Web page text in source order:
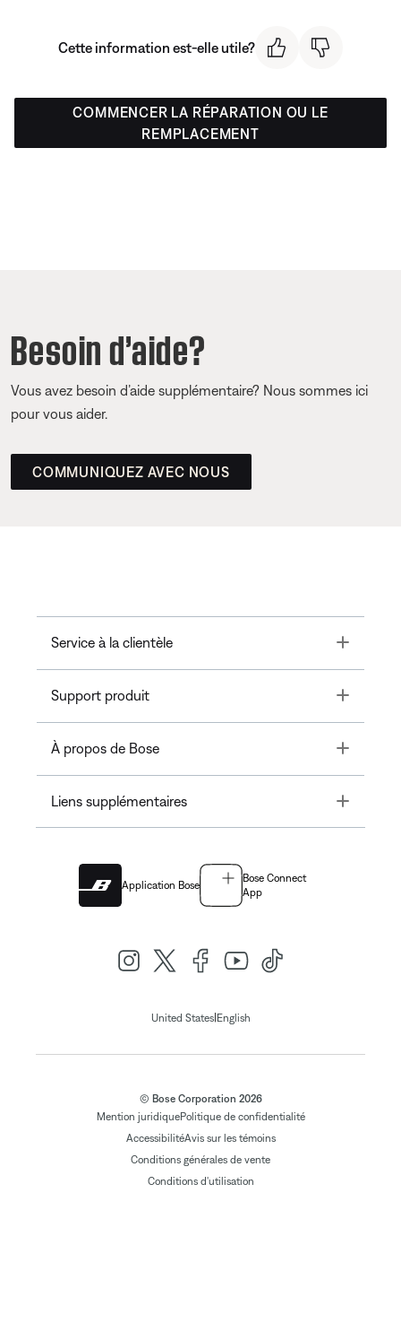
Cette information est-elle utile?
COMMENCER LA RÉPARATION OU LE
REMPLACEMENT
Besoin d’aide?
Vous avez besoin d’aide supplémentaire? Nous sommes ici
pour vous aider.
COMMUNIQUEZ AVEC NOUS
Service à la clientèle Toggle
Support produit Toggle
À propos de Bose Toggle
Liens supplémentaires Toggle
Application Bose
Bose Connect
App
United States| English
© Bose Corporation 2026
Mention juridiquePolitique de confidentialité
AccessibilitéAvis sur les témoins
Conditions générales de vente
Conditions d'utilisation